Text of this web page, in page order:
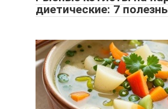
диетические: 7